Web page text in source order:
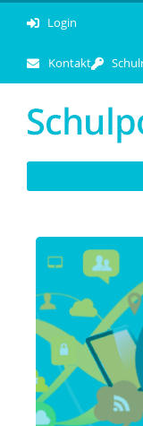
Login
Kontakt